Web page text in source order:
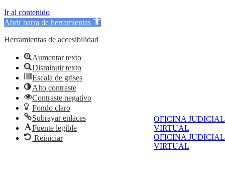
OFICINA JUDICIAL
VIRTUAL
OFICINA JUDICIAL
VIRTUAL
Ir al contenido
Abrir barra de herramientas
Herramientas de accesibilidad
Aumentar texto
Disminuir texto
Escala de grises
Alto contraste
Contraste negativo
Fondo claro
Subrayar enlaces
Fuente legible
Reiniciar